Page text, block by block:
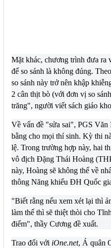
Mặt khác, chương trình đưa ra
để so sánh là không đúng.
so sánh này trở nên khập
2 cân thịt bò (với đơn vị so
trăng", người viết sách giáo
Về vấn đề "sửa sai", PGS
bằng cho mọi thí sinh. Kỳ thi
lệ. Trong trường hợp này, hai
vô địch Đặng Thái Hoàng
này, Hoàng sẽ không thể về
thông Năng khiếu ĐH Quốc
"Biết rằng nếu xem xét lại thì
làm thế thì sẽ thiệt thòi cho
điểm", thầy Cương đề xuất.
Trao đổi với iOne.net, Á quân